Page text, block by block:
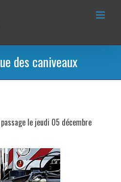
des caniveaux
le jeudi 05 décembre